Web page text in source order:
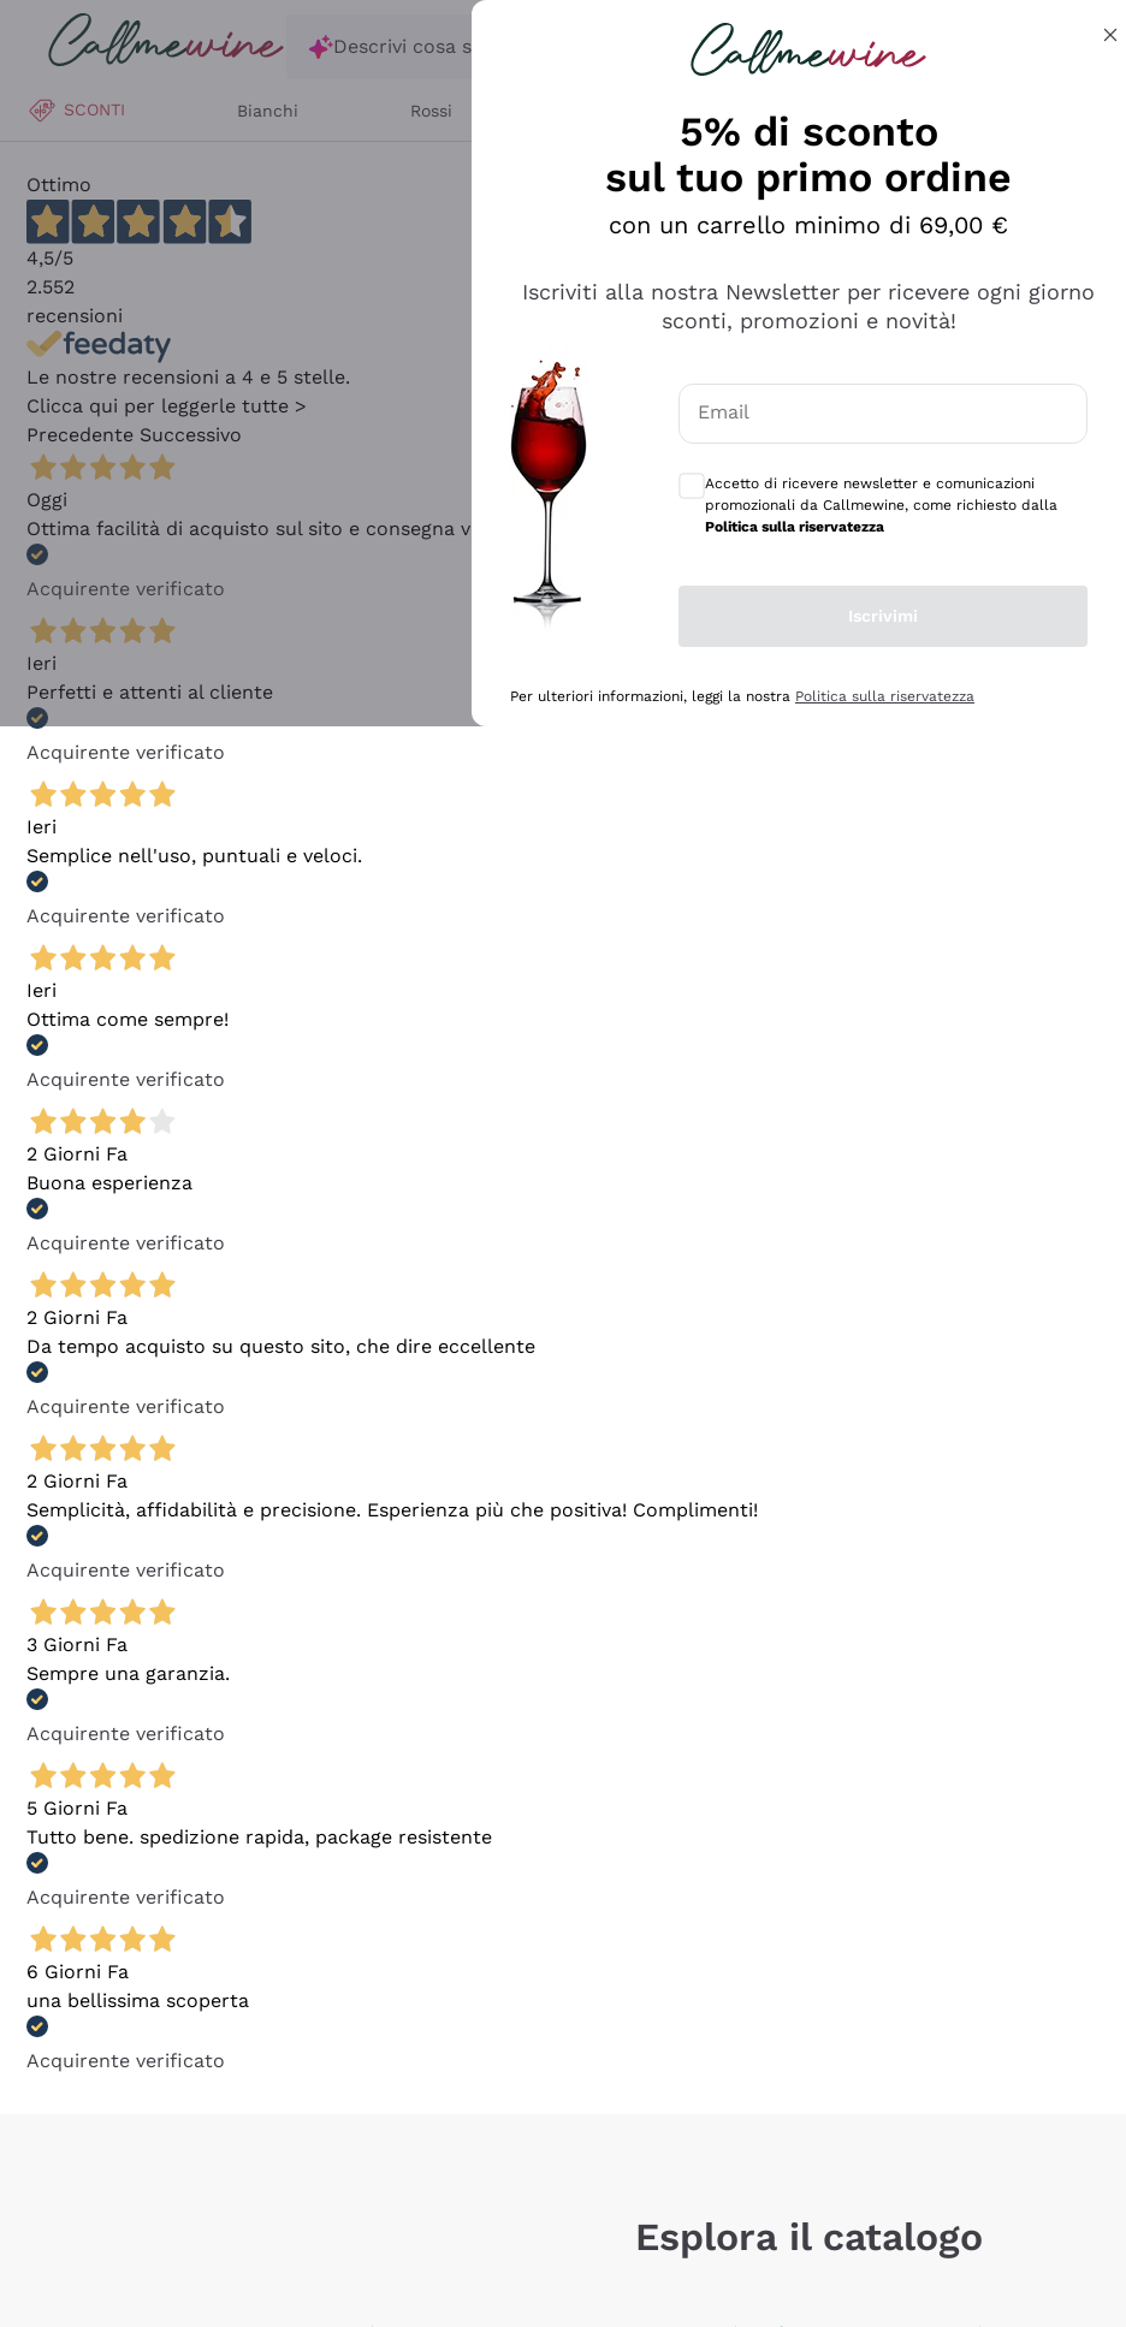
Salta al contenuto principale
Descrivi cosa stai cercando
SCONTI Bianchi Rossi
Ottimo
4,5/5
2.552
recensioni
Le nostre recensioni a 4 e 5 stelle.
Clicca qui per leggerle tutte >
Precedente Successivo
Oggi
Ottima facilità di acquisto sul sito e consegna velocissima
Acquirente verificato
Ieri
Perfetti e attenti al cliente
Acquirente verificato
Ieri
Semplice nell'uso, puntuali e veloci.
Acquirente verificato
Ieri
Ottima come sempre!
Acquirente verificato
2 Giorni Fa
Buona esperienza
Acquirente verificato
2 Giorni Fa
Da tempo acquisto su questo sito, che dire eccellente
Acquirente verificato
2 Giorni Fa
Semplicità, affidabilità e precisione. Esperienza più che positiva! Complimenti!
Acquirente verificato
3 Giorni Fa
Sempre una garanzia.
Acquirente verificato
5 Giorni Fa
Tutto bene. spedizione rapida, package resistente
Acquirente verificato
6 Giorni Fa
una bellissima scoperta
Acquirente verificato
Esplora il catalogo
5% di sconto
sul tuo primo ordine
con un carrello minimo di 69,00 €
Iscriviti alla nostra Newsletter per ricevere ogni giorno
sconti, promozioni e novità!
Email
Accetto di ricevere newsletter e comunicazioni
promozionali da Callmewine, come richiesto dalla
Politica sulla riservatezza
Iscrivimi
Per ulteriori informazioni, leggi la nostra Politica sulla riservatezza